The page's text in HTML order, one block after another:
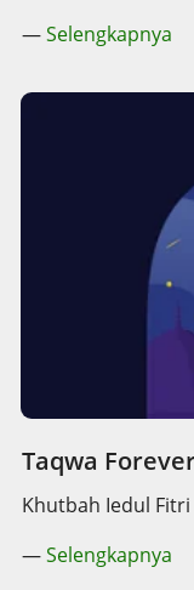
—Selengkapnya
Taqwa
Khutbah Iedul Fitri
—Selengkapnya